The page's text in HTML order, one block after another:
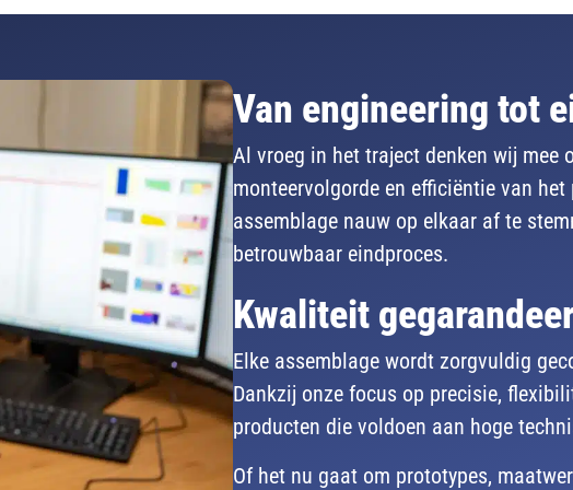
Van engineering tot
Al vroeg in het traject denken wij mee
monteervolgorde en efficiëntie van
assemblage nauw op elkaar af te
betrouwbaar eindproces.
Kwaliteit
Elke assemblage wordt zorgvuldig
Dankzij onze focus op precisie,
producten die voldoen aan hoge
Of het nu gaat om prototypes,